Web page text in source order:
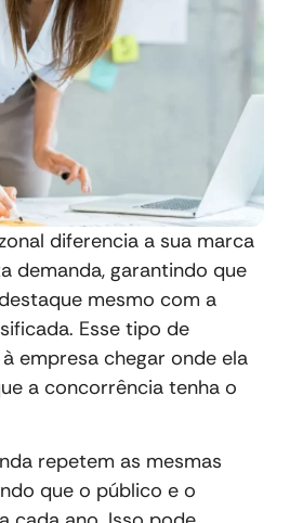
diferencia a sua marca
demanda, garantindo que
mesmo com a
Esse tipo de
empresa chegar onde ela
a concorrência tenha o
repetem as mesmas
que o público e o